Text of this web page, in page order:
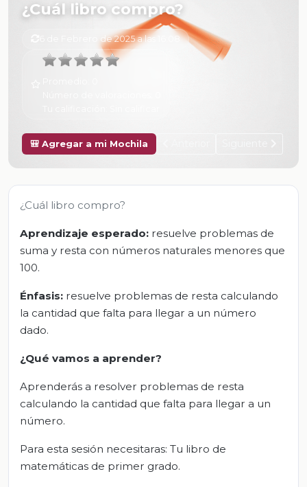
¿Cuál libro compro?
6 de Febrero de 2025 a las 16:08
🎒 Agregar a mi Mochila
¿Cuál libro compro?
Aprendizaje esperado: resuelve problemas de
suma y resta con números naturales menores que
100.
Énfasis: resuelve problemas de resta calculando
la cantidad que falta para llegar a un número
dado.
¿Qué vamos a aprender?
Aprenderás a resolver problemas de resta
calculando la cantidad que falta para llegar a un
número.
Para esta sesión necesitaras: Tu libro de
matemáticas de primer grado.